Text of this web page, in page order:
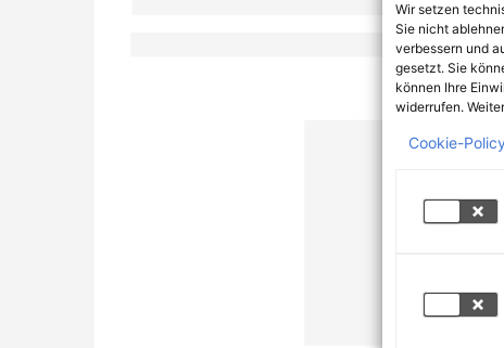
Wir setzen
Sie nicht
verbessern und
gesetzt. Sie
können Ihre
widerrufen.
Cookie-Policy